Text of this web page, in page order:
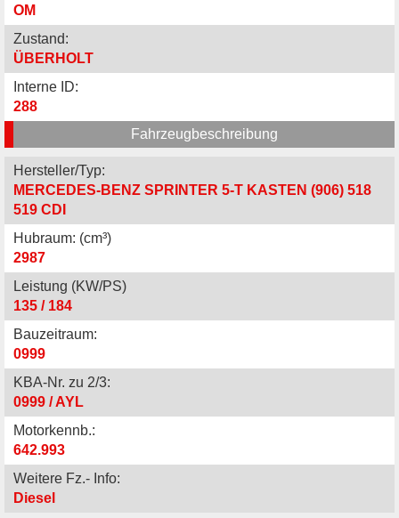
OM
Zustand:
ÜBERHOLT
Interne ID:
288
Fahrzeugbeschreibung
Hersteller/Typ:
MERCEDES-BENZ SPRINTER 5-T KASTEN (906) 518
519 CDI
Hubraum: (cm³)
2987
Leistung (KW/PS)
135 / 184
Bauzeitraum:
0999
KBA-Nr. zu 2/3:
0999 / AYL
Motorkennb.:
642.993
Weitere Fz.- Info:
Diesel